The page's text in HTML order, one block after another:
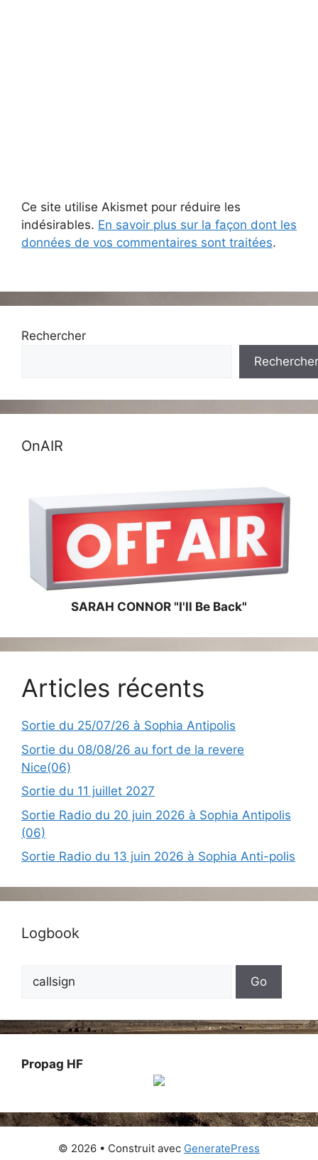
Ce site utilise Akismet pour réduire les
indésirables. En savoir plus sur la façon dont les
données de vos commentaires sont traitées.
Rechercher
Rechercher
OnAIR
SARAH CONNOR "I'll Be Back"
Articles récents
Sortie du 25/07/26 à Sophia Antipolis
Sortie du 08/08/26 au fort de la revere
Nice(06)
Sortie du 11 juillet 2027
Sortie Radio du 20 juin 2026 à Sophia Antipolis
(06)
Sortie Radio du 13 juin 2026 à Sophia Anti-polis
Logbook
Propag HF
© 2026 • Construit avec GeneratePress